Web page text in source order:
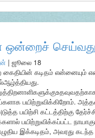
ஒன்றைச் செய்வது
| ஜூலை 18
கடிதம் என்னையும்
பயிற்றுவிக்கிறோம்.
பயிற்சி கட்டத்திற்கு
பயிற்றுவிக்கப்பட்ட
இக்கடிதம், அவரது